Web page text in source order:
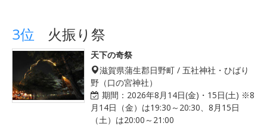
3位 火振り祭
天下の奇祭
滋賀県蒲生郡日野町 / 五社神社・ひばり
野（口の宮神社）
期間： 2026年8月14日(金)・15日(土) ※8
月14日（金）は19:30～20:30、8月15日
（土）は20:00～21:00